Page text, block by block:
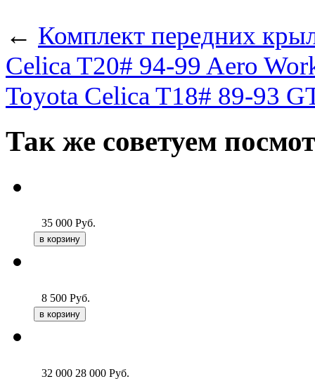
← Комплект передних
Celica T20# 94-99 Aero
Toyota Celica T18# 89-93
Так же советуем
35 000 Руб.
8 500 Руб.
32 000 28 000 Руб.